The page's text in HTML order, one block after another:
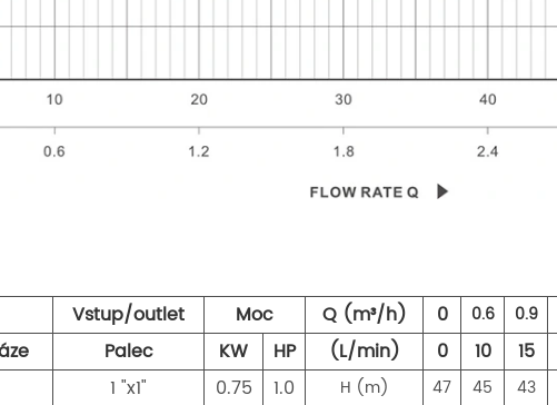
Vstup/outlet Moc Q (m³/h) 0 0.6 0.9
Palec KW HP (L/min) 0 10 15
1 "x1" 0.75 1.0 H (m) 47 45 43